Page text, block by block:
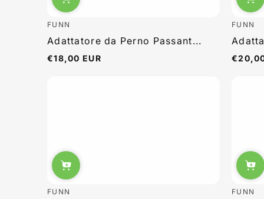
FUNN
Adattatore da Perno Passant...
Prezzo
€18,00 EUR
FUNN
Prezzo
FUNN FUNN